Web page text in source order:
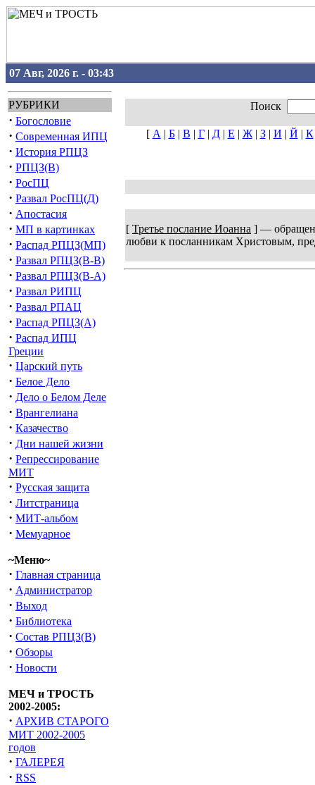
07 Авг, 2026 г. - 03:43
РУБРИКИ
· Богословие
· Современная ИПЦ
· История РПЦЗ
· РПЦЗ(В)
· РосПЦ
· Развал РосПЦ(Д)
· Апостасия
· МП в картинках
· Распад РПЦЗ(МП)
· Развал РПЦЗ(В-В)
· Развал РПЦЗ(В-А)
· Развал РИПЦ
· Развал РПАЦ
· Распад РПЦЗ(А)
· Распад ИПЦ
Греции
· Царский путь
· Белое Дело
· Дело о Белом Деле
· Врангелиана
· Казачество
· Дни нашей жизни
· Репрессирование
МИТ
· Русская защита
· Литстраница
· МИТ-альбом
· Мемуарное
~Меню~
· Главная страница
· Администратор
· Выход
· Библиотека
· Состав РПЦЗ(В)
· Обзоры
· Новости
МЕЧ и ТРОСТЬ
2002-2005:
· АРХИВ СТАРОГО
МИТ 2002-2005
годов
· ГАЛЕРЕЯ
· RSS
Поиск
[ А | Б| В | Г| Д| Е | Ж| З| И | Й | К
[ Третье послание Иоанна ] —
любви к посланникам Христовым,